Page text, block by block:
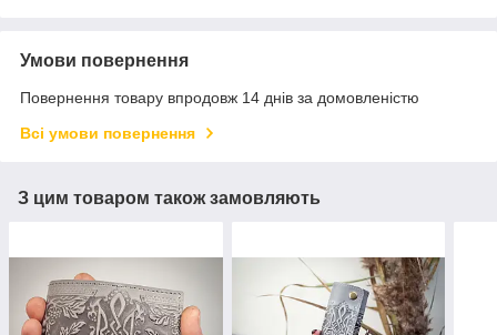
Умови повернення
Повернення товару впродовж 14 днів за домовленістю
Всі умови повернення
З цим товаром також замовляють